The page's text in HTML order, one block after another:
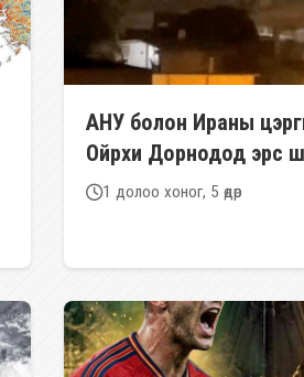
АНУ болон Ираны
Ойрхи Дорнодод эрс
1 долоо хоног, 5 өдөр